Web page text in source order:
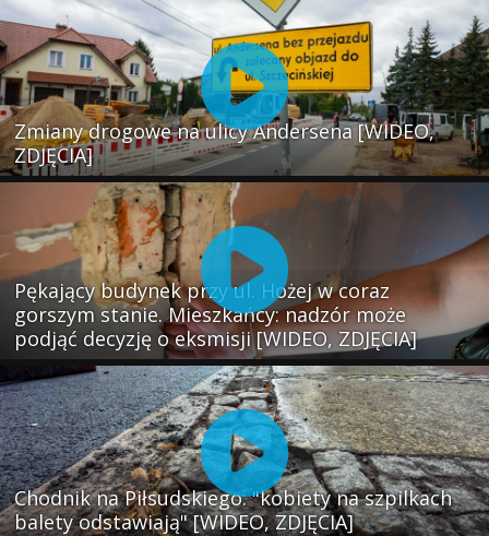
Zmiany drogowe na ulicy Andersena [WIDEO,
ZDJĘCIA]
Pękający budynek przy ul. Hożej w coraz
gorszym stanie. Mieszkańcy: nadzór może
podjąć decyzję o eksmisji [WIDEO, ZDJĘCIA]
Chodnik na Piłsudskiego: "kobiety na szpilkach
balety odstawiają" [WIDEO, ZDJĘCIA]